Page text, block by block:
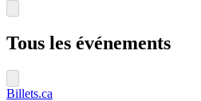
Tous les événements
Billets.ca